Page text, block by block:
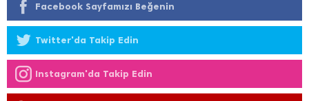
Facebook Sayfamızı Beğenin
Twitter'da Takip Edin
Instagram'da Takip Edin